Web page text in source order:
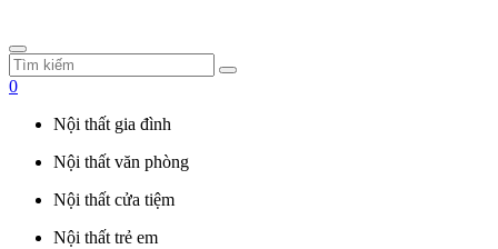
0
Nội thất gia đình
Nội thất văn phòng
Nội thất cửa tiệm
Nội thất trẻ em